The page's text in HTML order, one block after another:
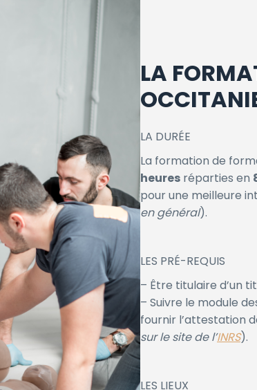
LA
LA DURÉE
La formation de
heures réparties en
pour une meilleure
en général).
LES PRÉ-REQUIS
– Être titulaire d’un
– Suivre le module
fournir l’attestation
sur le site de l’INRS).
LES LIEUX